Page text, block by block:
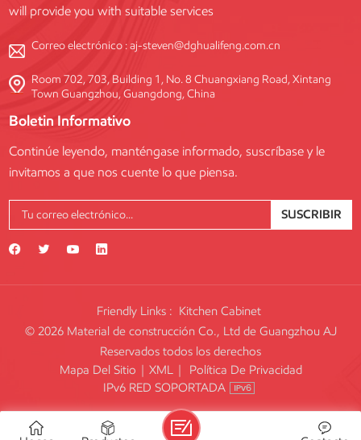
will provide you with suitable services
Correo electrónico :aj-steven@dghualifeng.com.cn
Room 702, 703, Building 1, No. 8 Chuangxiang Road, Xintang
Town Guangzhou, Guangdong, China
Boletin Informativo
Continúe leyendo, manténgase informado, suscríbase y le
invitamos a que nos cuente lo que piensa.
SUSCRIBIR
Friendly Links : Kitchen Cabinet
© 2026 Material de construcción Co., Ltd de Guangzhou AJ
Reservados todos los derechos
Mapa Del Sitio | XML |
Política De Privacidad
IPv6 RED SOPORTADA